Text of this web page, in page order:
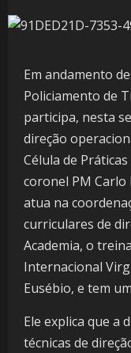
Em andamento
Policiamento de
participa, nesta
direção
Célula de
coronel PM
atua na
curriculares de
Academia, o
Internacional
Eusébio, e tem
Ele explica que a
técnicas de